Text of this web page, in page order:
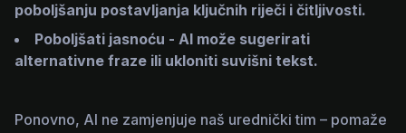
poboljšanju postavljanja ključnih riječi i čitljivosti.
Poboljšati jasnoću - AI može sugerirati
alternativne fraze ili ukloniti suvišni tekst.
Ponovno, AI ne zamjenjuje naš urednički tim – pomaže